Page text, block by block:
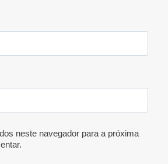
neste navegador para a próxima